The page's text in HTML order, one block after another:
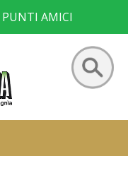
PUNTI AMICI